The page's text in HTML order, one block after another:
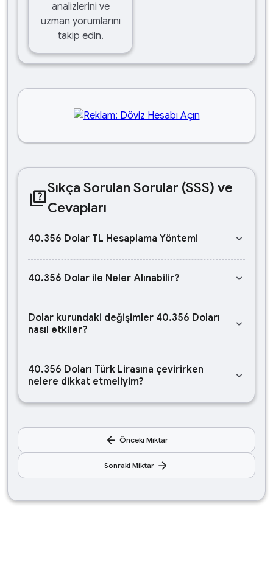
analizlerini ve
uzman yorumlarını
takip edin.
quizSıkça Sorulan Sorular (SSS) ve
Cevapları
40.356 Dolar TL Hesaplama Yöntemi keyboard_arrow_down
40.356 Dolar ile Neler Alınabilir? keyboard_arrow_down
Dolar kurundaki değişimler 40.356 Doları
nasıl etkiler?
keyboard_arrow_down
40.356 Doları Türk Lirasına çevirirken
nelere dikkat etmeliyim?
keyboard_arrow_down
arrow_back Önceki Miktar
Sonraki Miktar arrow_forward